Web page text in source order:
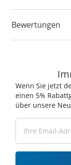
Bewertungen
Wenn Sie jetzt
einen 5%
über unsere